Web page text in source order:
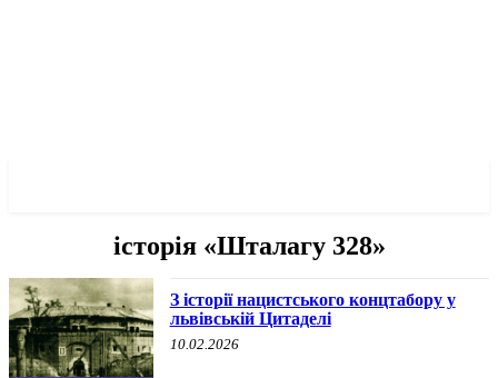
історія «Шталагу 328»
З історії нацистського концтабору у
львівській Цитаделі
10.02.2026